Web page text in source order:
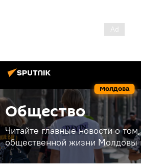
Молдова
Общество
Читайте главные новости о
общественной жизни Молдовы